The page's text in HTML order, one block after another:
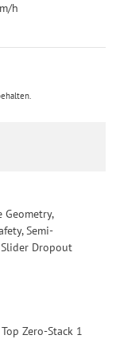
h
Geometry,
Semi-
Dropout
Zero-Stack 1